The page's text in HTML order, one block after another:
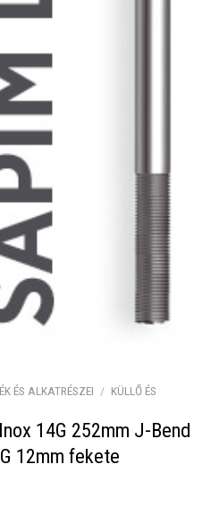
ÉS ALKATRÉSZEI / KÜLLŐ ÉS
14G 252mm J-Bend
12mm fekete